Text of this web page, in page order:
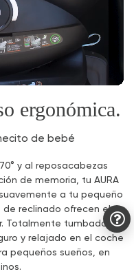
ergonómica.
de bebé
y al reposacabezas
de memoria, tu AURA
a tu pequeño
de reclinado ofrecen el
Totalmente tumbado o
y relajado en el coche
pequeños sueños, en